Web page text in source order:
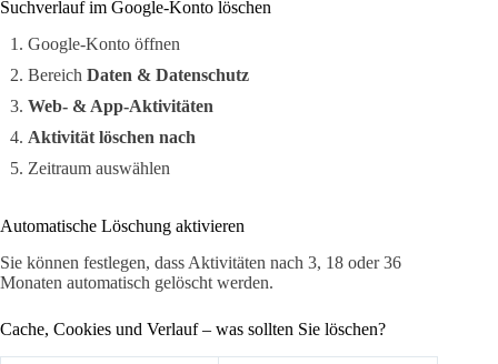
Suchverlauf im Google-Konto löschen
Google-Konto öffnen
Bereich Daten & Datenschutz
Web- & App-Aktivitäten
Aktivität löschen nach
Zeitraum auswählen
Automatische Löschung aktivieren
Sie können festlegen, dass Aktivitäten nach 3, 18 oder 36
Monaten automatisch gelöscht werden.
Cache, Cookies und Verlauf – was sollten Sie löschen?